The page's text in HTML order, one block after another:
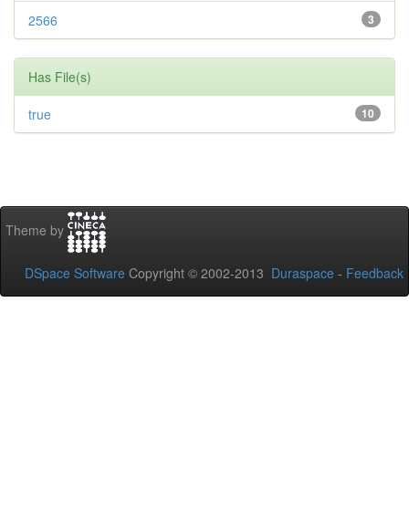
3
2566
Has File(s)
10
true
Theme by
DSpace Software Copyright © 2002-2013 Duraspace - Feedback